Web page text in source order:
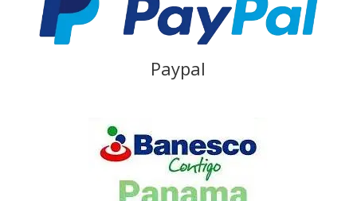
Paypal